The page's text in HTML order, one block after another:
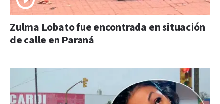
Zulma Lobato fue encontrada en situación
de calle en Paraná